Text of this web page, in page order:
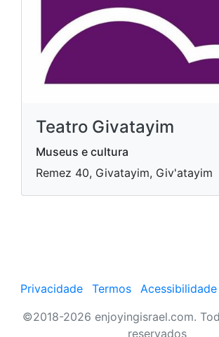
Teatro Givatayim
Museus e cultura
Remez 40, Givatayim, Giv'atayim
Privacidade Termos Acessibilidade
©2018-2026 enjoyingisrael.com.
reservados